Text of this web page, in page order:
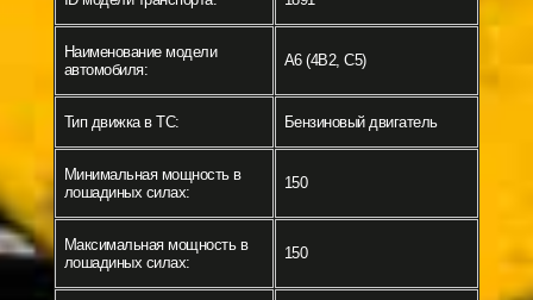
Наименование модели
автомобиля:
A6 (4B2, C5)
Тип движка в ТС: Бензиновый двигатель
Минимальная мощность в
лошадиных силах:
150
Максимальная мощность в
лошадиных силах:
150